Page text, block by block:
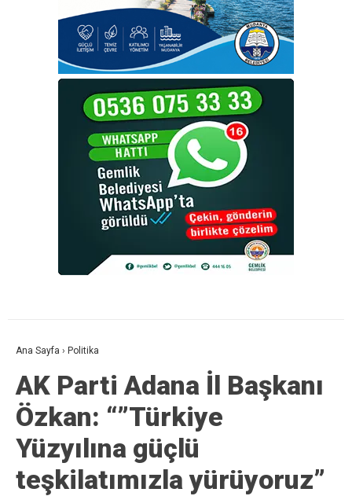
Ana Sayfa › Politika
AK Parti Adana İl Başkanı
Özkan: “”Türkiye
Yüzyılına güçlü
teşkilatımızla yürüyoruz”